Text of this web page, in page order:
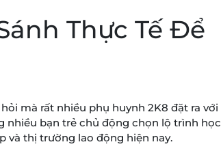
Thực Tế Để
mà rất nhiều phụ huynh 2K8 đặt ra với
nhiều bạn trẻ chủ động chọn lộ trình học
và thị trường lao động hiện nay.